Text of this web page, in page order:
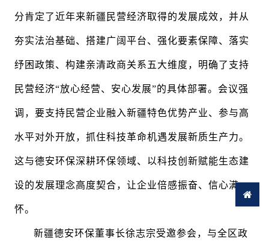
分肯定了近年来新疆民营经济取得的发展成效，并从
夯实法治基础、搭建广阔平台、强化要素保障、落实
纾困政策、构建亲清政商关系五大维度，明确了支持
民营经济“放心经营、安心发展”的具体部署。会议强
调，要支持民营企业融入新疆特色优势产业、参与高
水平对外开放，抓住科技革命机遇发展新质生产力。
这与德安环保深耕环保领域、以科技创新赋能生态建
设的发展理念高度契合，让企业倍感振奋、信心满
怀。
新疆德安环保董事长徐志宗受邀参会，与全区政